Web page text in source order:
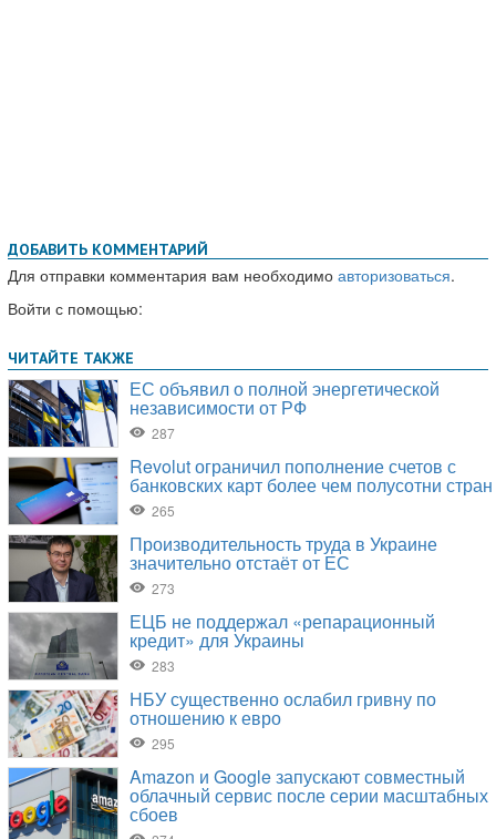
ДОБАВИТЬ КОММЕНТАРИЙ
Для отправки комментария вам необходимо авторизоваться.
Войти с помощью: